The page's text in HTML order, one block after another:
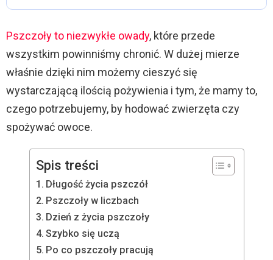
Pszczoły to niezwykłe owady, które przede
wszystkim powinniśmy chronić. W dużej mierze
właśnie dzięki nim możemy cieszyć się
wystarczającą ilością pożywienia i tym, że mamy to,
czego potrzebujemy, by hodować zwierzęta czy
spożywać owoce.
Spis treści
Długość życia pszczół
Pszczoły w liczbach
Dzień z życia pszczoły
Szybko się uczą
Po co pszczoły pracują